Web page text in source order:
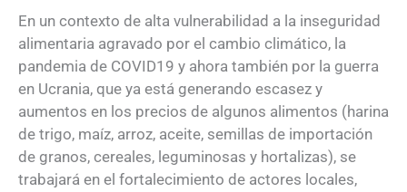
En un contexto de alta vulnerabilidad a la inseguridad
alimentaria agravado por el cambio climático, la
pandemia de COVID19 y ahora también por la guerra
en Ucrania, que ya está generando escasez y
aumentos en los precios de algunos alimentos (harina
de trigo, maíz, arroz, aceite, semillas de importación
de granos, cereales, leguminosas y hortalizas), se
trabajará en el fortalecimiento de actores locales,